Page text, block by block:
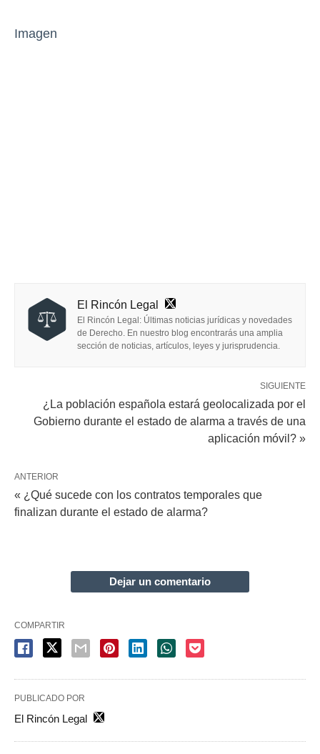
Imagen
El Rincón Legal
El Rincón Legal: Últimas noticias jurídicas y novedades
de Derecho. En nuestro blog encontrarás una amplia
sección de noticias, artículos, leyes y jurisprudencia.
SIGUIENTE
¿La población española estará geolocalizada por el
Gobierno durante el estado de alarma a través de una
aplicación móvil? »
ANTERIOR
« ¿Qué sucede con los contratos temporales que
finalizan durante el estado de alarma?
Dejar un comentario
COMPARTIR
PUBLICADO POR
El Rincón Legal